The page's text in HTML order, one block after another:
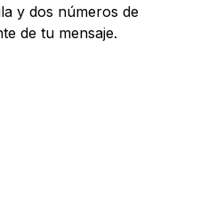
y dos números de
de tu mensaje.